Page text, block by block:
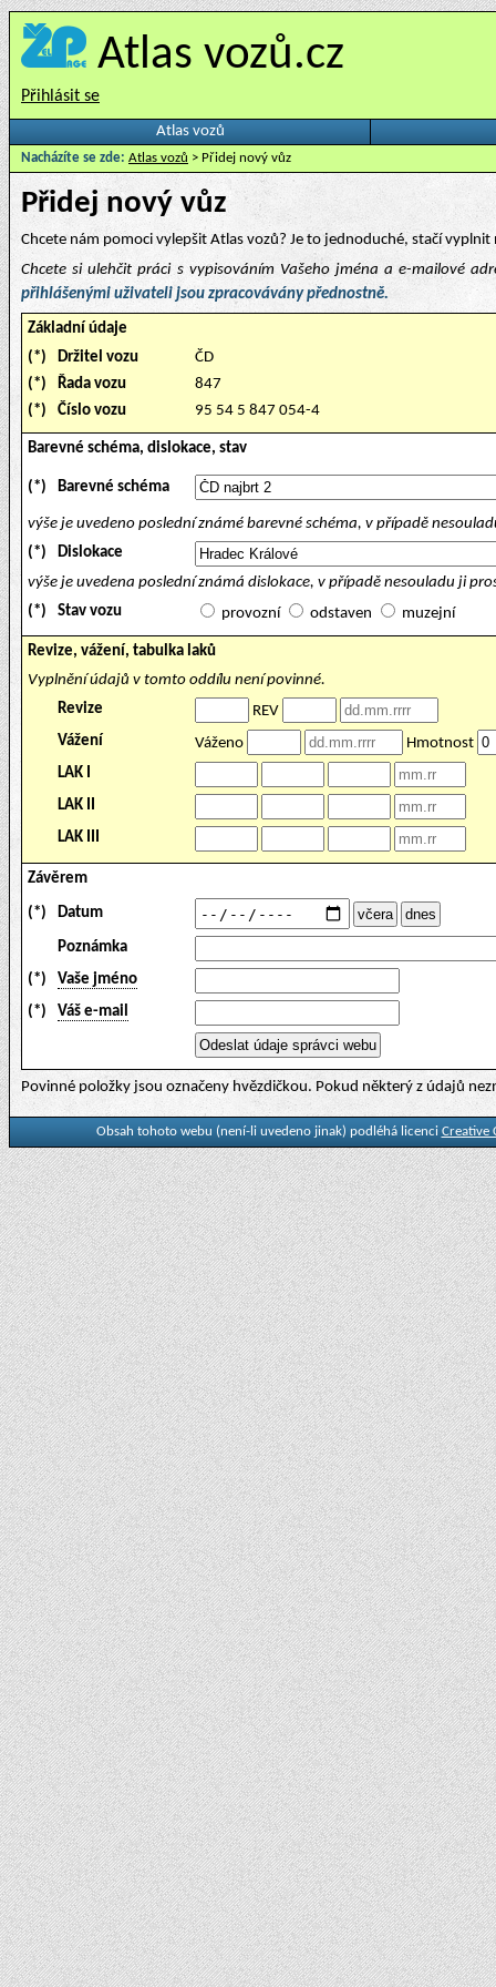
Atlas vozů.cz
Přihlásit se
Atlas vozů
Nacházíte se zde: Atlas vozů > Přidej nový vůz
Přidej nový vůz
Chcete nám pomoci vylepšit Atlas vozů? Je to jednoduché, stačí
Chcete si ulehčit práci s vypisováním Vašeho jména a e-mailové
přihlášenými uživateli jsou zpracovávány přednostně.
Základní údaje
(*)
Držitel vozu
ČD
(*)
Řada vozu
847
(*)
Číslo vozu 95 54 5 847 054-4
Barevné schéma, dislokace, stav
(*) Barevné schéma
výše je uvedeno poslední známé barevné schéma, v případě
(*)
Dislokace
výše je uvedena poslední známá dislokace, v případě nesouladu ji
(*)
Stav vozu provozní odstaven muzejní
Revize, vážení, tabulka laků
Vyplnění údajů v tomto oddílu není povinné.
Revize
REV
Vážení
Váženo
Hmotnost
LAK I
LAK II
LAK III
Závěrem
(*) Datum
Poznámka
(*)
Vaše jméno
(*)
Váš e-mail
Povinné položky jsou označeny hvězdičkou. Pokud některý z údajů
Obsah tohoto webu (není-li uvedeno jinak) podléhá licenci Creative